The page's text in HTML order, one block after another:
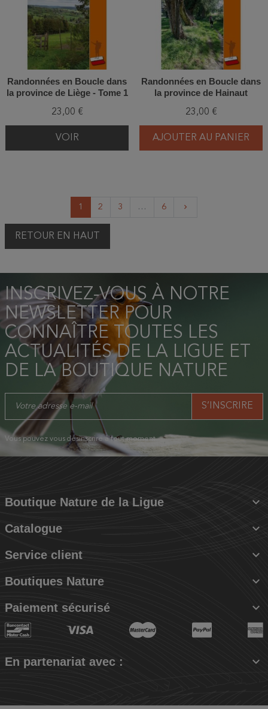
Randonnées en Boucle dans
la province de Liège - Tome 1
23,00 €
VOIR
Randonnées en Boucle dans
la province de Hainaut
23,00 €
AJOUTER AU PANIER
1 2 3 … 6 keyboard_arrow_right
RETOUR EN HAUT
INSCRIVEZ-VOUS À NOTRE
NEWSLETTER POUR
CONNAÎTRE TOUTES LES
ACTUALITÉS DE LA LIGUE ET
DE LA BOUTIQUE NATURE
Vous pouvez vous désinscrire à tout moment.
Boutique Nature de la Ligue 
Catalogue 
Service client 
Boutiques Nature 
Paiement sécurisé 
En partenariat avec : 